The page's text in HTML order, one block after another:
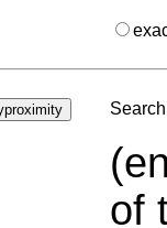
of